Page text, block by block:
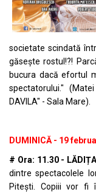
societate scindată
găsește rostul!?!
bucura dacă efortul
spectatorului."
DAVILA" - Sala Mare).
DUMINICĂ - 19
# Ora: 11.30 -
dintre spectacolele
Pitești. Copiii vor fi